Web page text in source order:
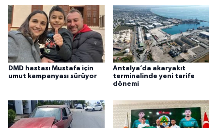
DMD hastası Mustafa için
umut kampanyası sürüyor
Antalya’da akaryakıt
terminalinde yeni tarife
dönemi